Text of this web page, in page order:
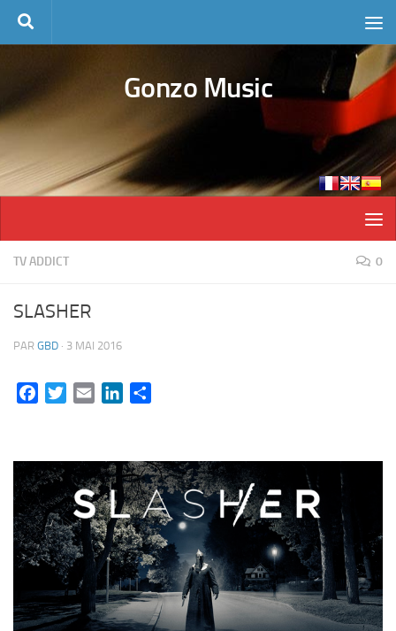
Skip to content
Gonzo Music
TV ADDICT 0
SLASHER
PAR GBD · 3 MAI 2016
FacebookTwitterEmail LinkedIn